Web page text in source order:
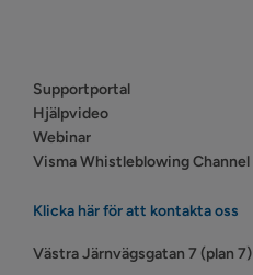
Supportportal
Hjälpvideo
Webinar
Visma Whistleblowing Channel
Klicka här för att kontakta oss
Västra Järnvägsgatan 7 (plan 7)